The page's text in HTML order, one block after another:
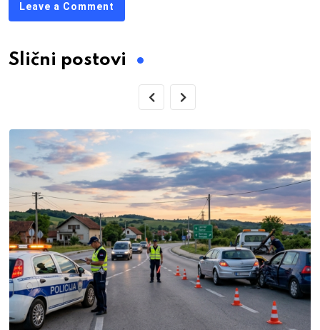
Leave a Comment
Slični postovi